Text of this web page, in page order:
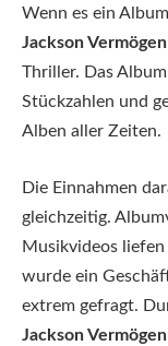
Wenn es ein
Jackson Vermögen
Thriller. Das
Stückzahlen und
Alben aller Zeiten.
Die Einnahmen
gleichzeitig.
Musikvideos
wurde ein
extrem gefragt.
Jackson Vermögen